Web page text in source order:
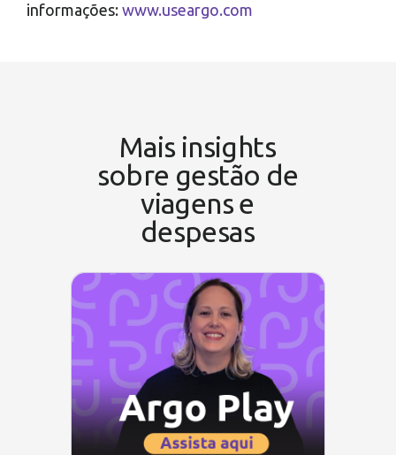
informações: www.useargo.com
Mais insights
sobre gestão de
viagens e
despesas